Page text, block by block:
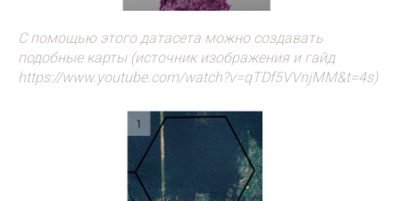
С помощью этого датасета можно создавать
подобные карты (источник изображения и гайд
https://www.youtube.com/watch?v=qTDf5VVnjMM&t=4s)